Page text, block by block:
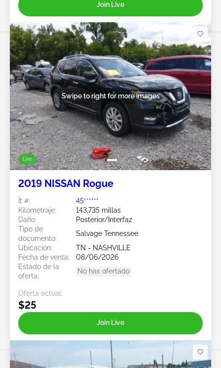
Join Live
Live
Swipe to right for more images
2019 NISSAN Rogue
Ít #:
45******
Kilometraje:
143,735 millas
Daño:
Posterior/Interfaz
Tipo de
documento:
Salvage Tennessee
Ubicación:
TN - NASHVILLE
Fecha de venta:
08/06/2026
Estado de la
oferta:
No has ofertado
Oferta actual:
$25
Join Live